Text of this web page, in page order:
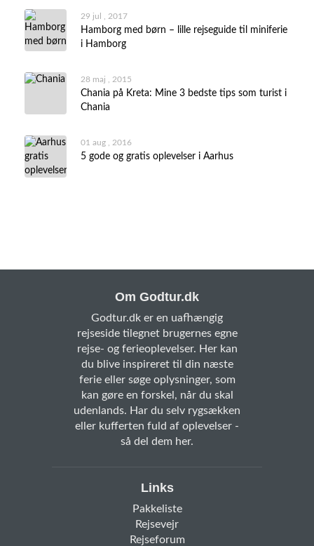
29 jul , 2017
Hamborg med børn – lille rejseguide til miniferie
i Hamborg
28 maj , 2015
Chania på Kreta: Mine 3 bedste tips som turist i
Chania
01 aug , 2016
5 gode og gratis oplevelser i Aarhus
Om Godtur.dk
Godtur.dk er en uafhængig
rejseside tilegnet brugernes egne
rejse- og ferieoplevelser. Her kan
du blive inspireret til din næste
ferie eller søge oplysninger, som
kan gøre en forskel, når du skal
udenlands. Har du selv rygsækken
eller kufferten fuld af oplevelser -
så del dem her.
Links
Pakkeliste
Rejsevejr
Rejseforum